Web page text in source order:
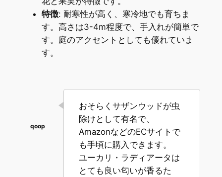
特徴: 耐寒性が高く、寒冷地でも育ちま
す。高さは3-4m程度で、手入れが簡単で
す。庭のアクセントとしても優れていま
す。
おそらくサザンウッドが虫
除けとして有名で、
AmazonなどのECサイトで
も手頃に購入できます。
ユーカリ・ラディアータは
とても良い匂いが香るた